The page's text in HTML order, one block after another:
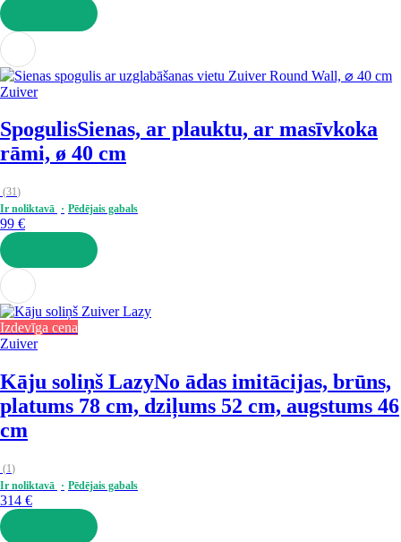
LIKT GROZĀ
Zuiver
SpogulisSienas, ar plauktu, ar masīvkoka
rāmi, ø 40 cm
(31)
Ir noliktavā
Pēdējais gabals
99 €
LIKT GROZĀ
Izdevīga cena
Zuiver
Kāju soliņš LazyNo ādas imitācijas, brūns,
platums 78 cm, dziļums 52 cm, augstums 46
cm
(1)
Ir noliktavā
Pēdējais gabals
314 €